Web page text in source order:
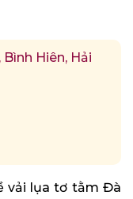
Hiên, Hải
vải lụa tơ tằm Đà